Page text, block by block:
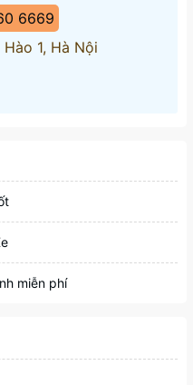
6669
1, Hà Nội
miễn phí